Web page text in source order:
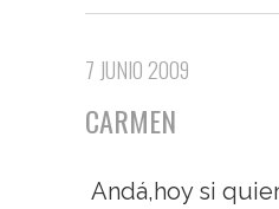
7 JUNIO 2009
CARMEN
Andá,hoy si